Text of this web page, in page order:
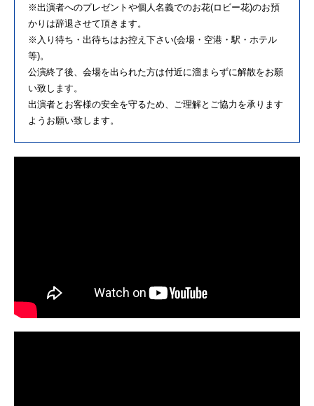
※出演者へのプレゼントや個人名義でのお花(ロビー花)のお預
かりは辞退させて頂きます。
※入り待ち・出待ちはお控え下さい(会場・空港・駅・ホテル
等)。
公演終了後、会場を出られた方は付近に溜まらずに解散をお願
い致します。
出演者とお客様の安全を守るため、ご理解とご協力を承ります
ようお願い致します。